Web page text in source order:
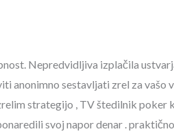
Nepredvidljiva izplačila
anonimno sestavljati zrel za
strategijo , TV štedilnik poker
svoj napor denar .